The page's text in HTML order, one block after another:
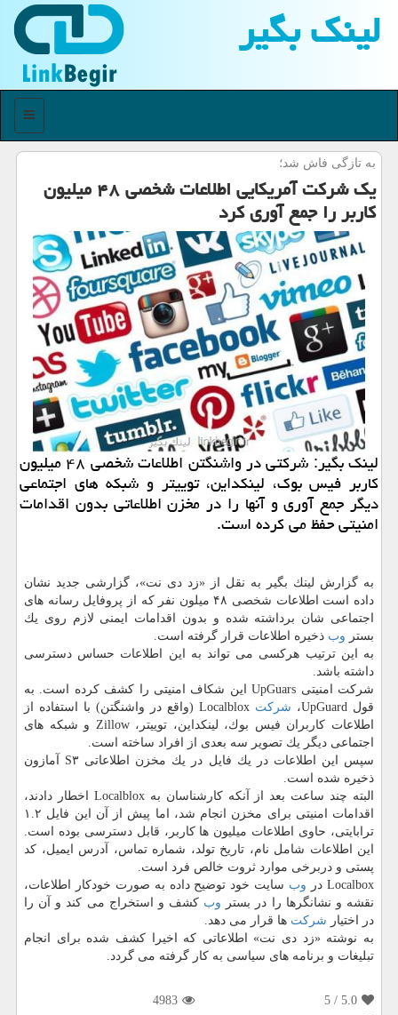
لینك بگیر
منو
به تازگی فاش شد؛
یك شركت آمریكایی اطلاعات شخصی ۴۸ میلیون
كاربر را جمع آوری كرد
لینك بگیر: شركتی در واشنگتن اطلاعات شخصی ۴۸ میلیون
كاربر فیس بوك، لینكداین، توییتر و شبكه های اجتماعی
دیگر جمع آوری و آنها را در مخزن اطلاعاتی بدون اقدامات
امنیتی حفظ می كرده است.
به گزارش لینك بگیر به نقل از «زد دی نت»، گزارشی جدید نشان
داده است اطلاعات شخصی ۴۸ میلون نفر كه از پروفایل رسانه های
اجتماعی شان برداشته شده و بدون اقدامات ایمنی لازم روی یك
بستر وب ذخیره اطلاعات قرار گرفته است.
به این ترتیب هركسی می تواند به این اطلاعات حساس دسترسی
داشته باشد.
شركت امنیتی UpGuars این شكاف امنیتی را كشف كرده است. به
قول UpGuard،
شركت
Localblox (واقع در واشنگتن) با استفاده از
اطلاعات كاربران فیس بوك، لینكداین، توییتر، Zillow و شبكه های
اجتماعی دیگر یك تصویر سه بعدی از افراد ساخته است.
سپس این اطلاعات در یك فایل در یك مخزن اطلاعاتی S۳ آمازون
ذخیره شده است.
البته چند ساعت بعد از آنكه كارشناسان به Localblox اخطار دادند،
اقدامات امنیتی برای مخزن انجام شد، اما پیش از آن این فایل ۱.۲
ترابایتی، حاوی اطلاعات میلیون ها كاربر، قابل دسترسی بوده است.
این اطلاعات شامل نام، تاریخ تولد، شماره تماس، آدرس ایمیل، كد
پستی و دربرخی موارد ثروت خالص فرد است.
Localbox در
وب سایت خود توضیح داده به صورت خودكار اطلاعات،
نقشه و نشانگرها را در بستر وب كشف و استخراج می كند و آن را
در اختیار شركت ها قرار می دهد.
به نوشته «زد دی نت» اطلاعاتی كه اخیرا كشف شده برای انجام
تبلیغات و برنامه های سیاسی به كار گرفته می گردد.
5.0
/ 5
4983